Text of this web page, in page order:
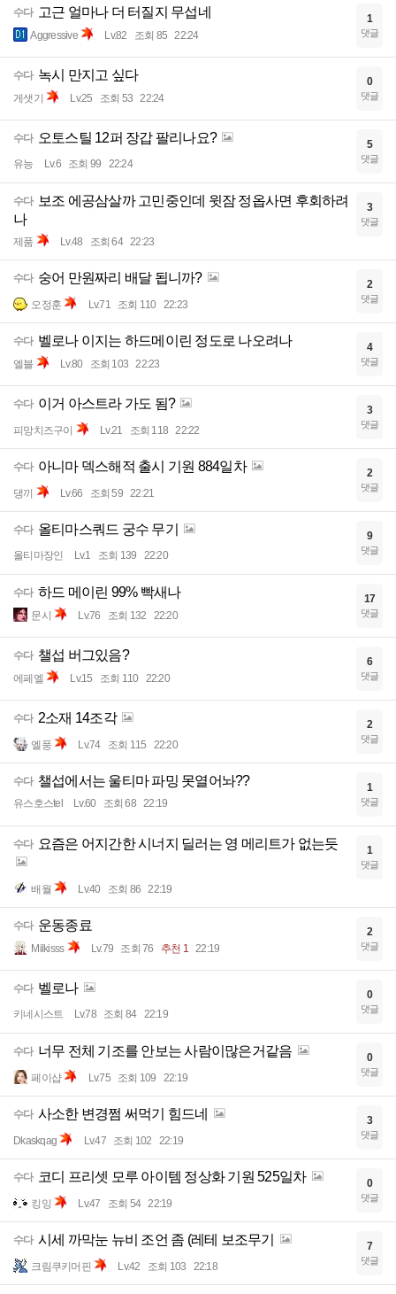
수다 고근 얼마나 더 터질지 무섭네
Aggressive Lv.82 조회 85 22:24
1
댓글
수다 녹시 만지고 싶다
게샛기 Lv.25 조회 53 22:24
0
댓글
수다 오토스틸 12퍼 장갑 팔리나요?
유능 Lv.6 조회 99 22:24
5
댓글
수다
보조 에공삼살까 고민중인데 윗잠 정옵사면 후회하려
나
제품 Lv.48 조회 64 22:23
3
댓글
수다 숭어 만원짜리 배달 됩니까?
오정훈 Lv.71 조회 110 22:23
2
댓글
수다 벨로나 이지는 하드메이린 정도로 나오려나
엘블 Lv.80 조회 103 22:23
4
댓글
수다 이거 아스트라 가도 됨?
피망치즈구이 Lv.21 조회 118 22:22
3
댓글
수다 아니마 덱스해적 출시 기원 884일차
댕끼 Lv.66 조회 59 22:21
2
댓글
수다 올티마스쿼드 궁수 무기
올티마장인 Lv.1 조회 139 22:20
9
댓글
수다 하드 메이린 99% 빡새나
문시 Lv.76 조회 132 22:20
17
댓글
수다 챌섭 버그있음?
에페엘 Lv.15 조회 110 22:20
6
댓글
수다 2소재 14조각
엘풍 Lv.74 조회 115 22:20
2
댓글
수다 챌섭에서는 울티마 파밍 못열어놔??
유스호스tel Lv.60 조회 68 22:19
1
댓글
수다 요즘은 어지간한 시너지 딜러는 영 메리트가 없는듯
배월 Lv.40 조회 86 22:19
1
댓글
수다 운동종료
Milkisss Lv.79 조회 76 추천 1 22:19
2
댓글
수다 벨로나
키네시스트 Lv.78 조회 84 22:19
0
댓글
수다 너무 전체 기조를 안보는 사람이많은거같음
페이샵 Lv.75 조회 109 22:19
0
댓글
수다 사소한 변경쩜 써먹기 힘드네
Dkaskqag Lv.47 조회 102 22:19
3
댓글
수다 코디 프리셋 모루 아이템 정상화 기원 525일차
킹잉 Lv.47 조회 54 22:19
0
댓글
수다 시세 까막눈 뉴비 조언 좀 (레테 보조무기
크림쿠키머핀 Lv.42 조회 103 22:18
7
댓글